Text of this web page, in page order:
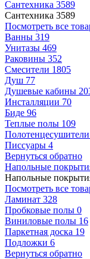
Сантехника 3589
Сантехника 3589
Посмотреть все
Ванны 319
Унитазы 469
Раковины 352
Смесители 1805
Душ 77
Душевые кабины
Инсталляции 70
Биде 96
Теплые полы 109
Полотенцесушители
Писсуары 4
Вернуться обратно
Напольные
Напольные
Посмотреть все
Ламинат 328
Пробковые полы 0
Виниловые полы 16
Паркетная доска 19
Подложки 6
Вернуться обратно